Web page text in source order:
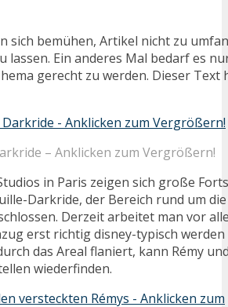
sich bemühen, Artikel nicht zu
lassen. Ein anderes Mal bedarf es
gerecht zu werden. Dieser
– Anklicken zum Vergrößern!
in Paris zeigen sich große
Darkride, der Bereich rund um
Derzeit arbeitet man vor
erst richtig disney-typisch
das Areal flaniert, kann Rémy
wiederfinden.